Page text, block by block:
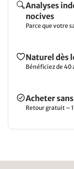
Analyses
nocives
Parce que votre
Naturel dès
Bénéficiez de
Acheter
Retour gratuit –